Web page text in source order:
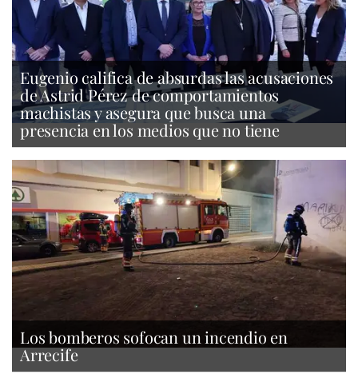
Eugenio califica de absurdas las acusaciones
de Astrid Pérez de comportamientos
machistas y asegura que busca una
presencia en los medios que no tiene
Los bomberos sofocan un incendio en
Arrecife